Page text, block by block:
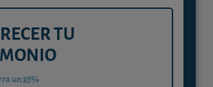
TU
un 35%